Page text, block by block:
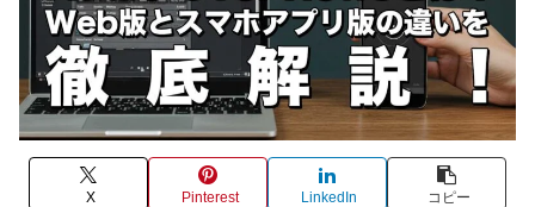
X Pinterest LinkedIn コピー